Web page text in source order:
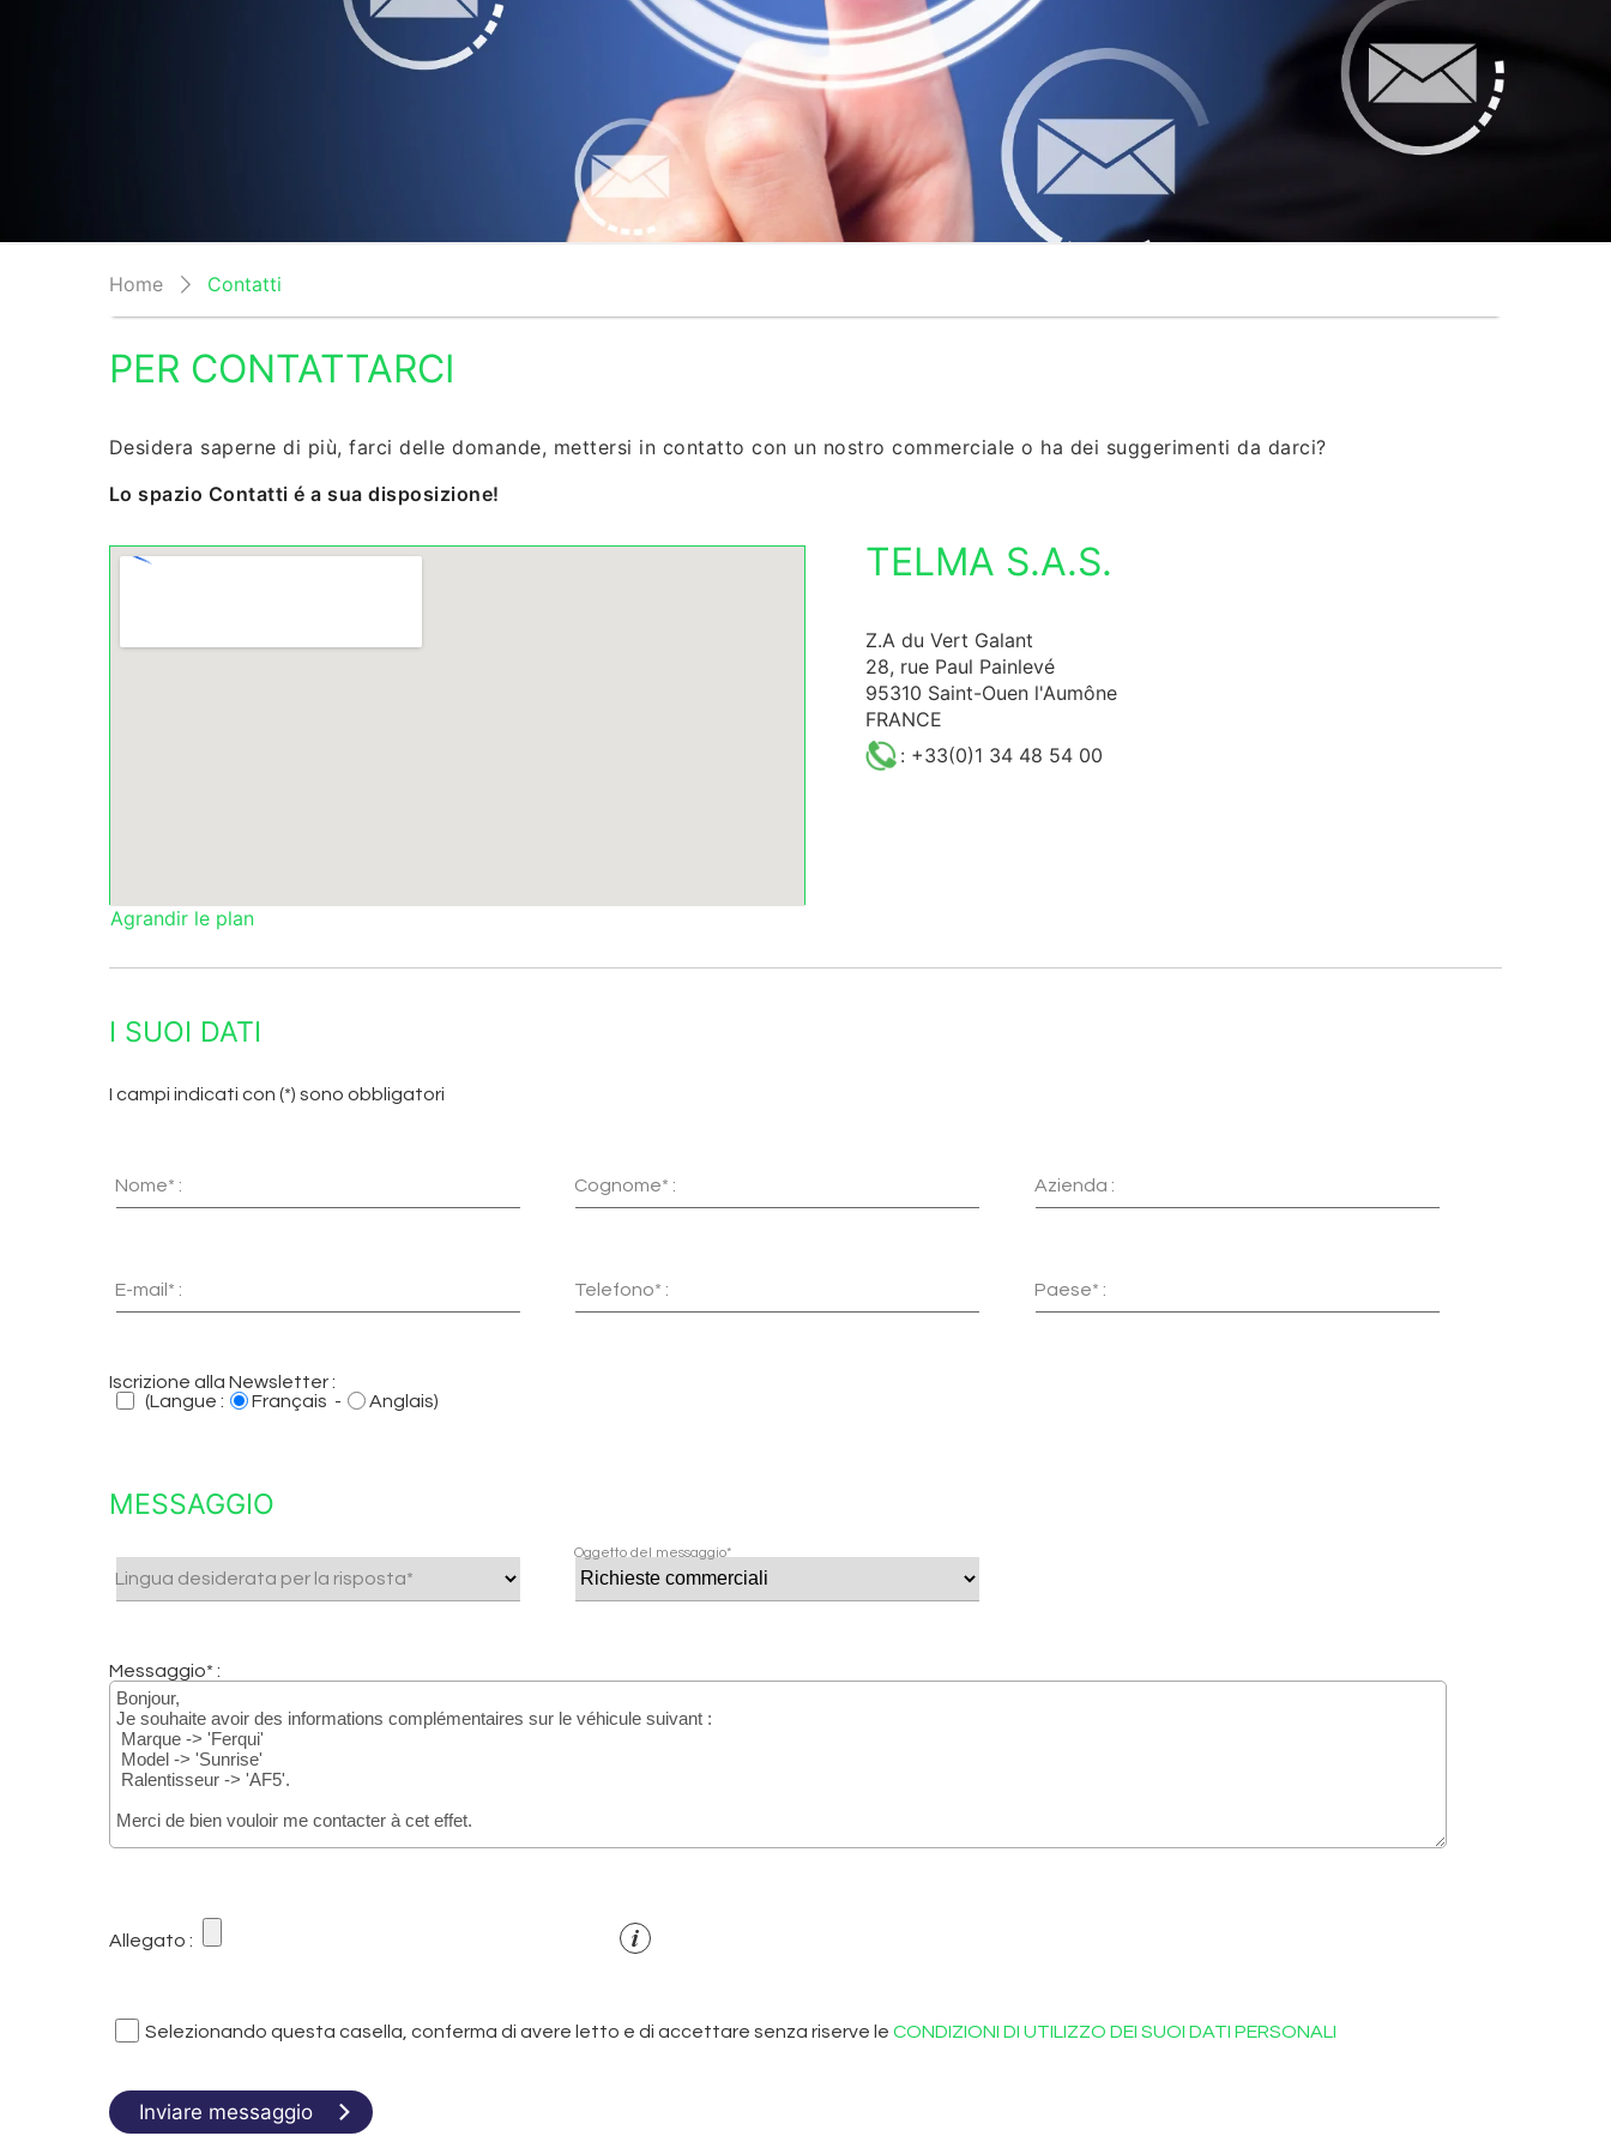
Home Contatti
PER CONTATTARCI
Desidera saperne di più, farci delle domande, mettersi in contatto con un nostro commerciale o ha dei suggerimenti da darci?
Lo spazio Contatti é a sua disposizione!
Agrandir le plan
TELMA S.A.S.
Z.A du Vert Galant
28, rue Paul Painlevé
95310 Saint-Ouen l'Aumône
FRANCE
: +33(0)1 34 48 54 00
I SUOI DATI
I campi indicati con (*) sono obbligatori
Nome* : Cognome* : Azienda :
E-mail* : Telefono* : Paese* :
Iscrizione alla Newsletter :
(Langue :
Français - Anglais)
MESSAGGIO
Lingua desiderata per la risposta*
Oggetto del messaggio*
Messaggio* :
Allegato :
Selezionando questa casella, conferma di avere letto e di accettare senza riserve le CONDIZIONI DI UTILIZZO DEI SUOI DATI PERSONALI
Inviare messaggio